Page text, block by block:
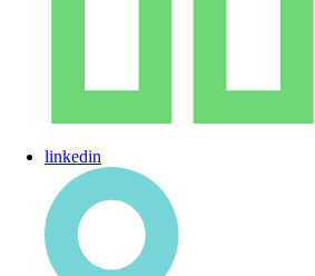
linkedin